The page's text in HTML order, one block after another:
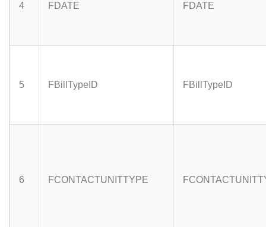
4 FDATE FDATE
5 FBillTypeID FBillTypeID
6 FCONTACTUNITTYPE